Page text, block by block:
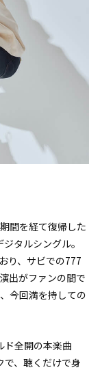
間を経て復帰した
タルシングル。
り、サビでの777
出がファンの間で
今回満を持しての
全開の本楽曲
で、聴くだけで身